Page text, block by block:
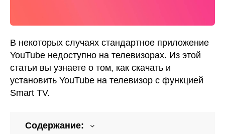
В некоторых случаях стандартное приложение
YouTube недоступно на телевизорах. Из этой
статьи вы узнаете о том, как скачать и
установить YouTube на телевизор с функцией
Smart TV.
Содержание: